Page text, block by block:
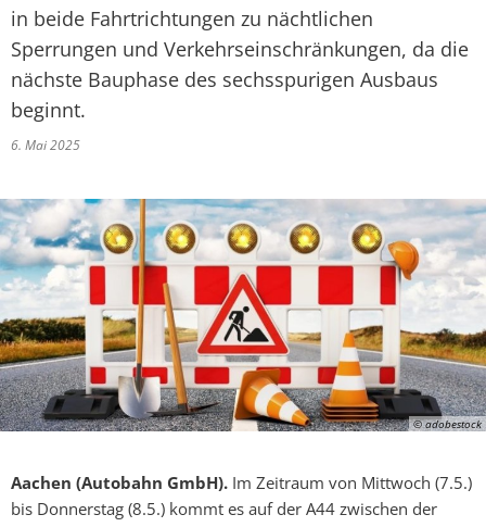
in beide Fahrtrichtungen zu nächtlichen
Sperrungen und Verkehrseinschränkungen, da die
nächste Bauphase des sechsspurigen Ausbaus
beginnt.
6. Mai 2025
© adobestock
Aachen (Autobahn GmbH). Im Zeitraum von Mittwoch (7.5.)
bis Donnerstag (8.5.) kommt es auf der A44 zwischen der